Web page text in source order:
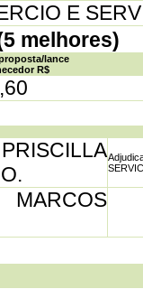
E
melhores)
lance
R$